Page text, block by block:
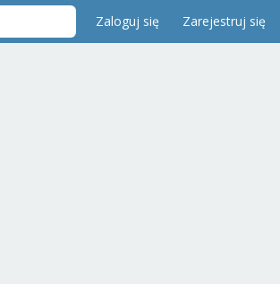
Zaloguj się Zarejestruj się